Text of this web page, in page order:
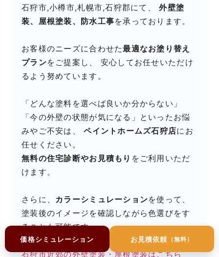
石狩市,小樽市,札幌市,石狩郡にて、外壁塗
装、屋根塗装、防水工事を承っております。
お客様のニーズに合わせた最適なお塗り替え
プランをご提案し、 安心してお任せいただけ
るよう努めています。
「どんな塗料を選べば良いか分からない」
「今の外壁の状態が気になる」といったお悩
みやご不安は、ペイントホームズ石狩店にお
任せください。
無料の住宅診断やお見積もり をご利用いただ
けます。
さらに、 カラーシミュレーションを使って、
塗装後のイメージを確認しながら色選びをす
ることも可能です。
お気軽にお問合せ下さい。
石狩市近郊の外壁塗装・屋根塗装はこちら
価格シミュレーション お見積依頼 （無料）